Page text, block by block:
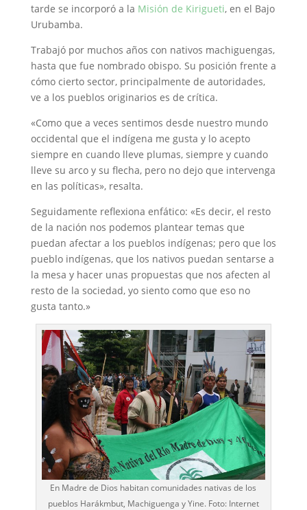
tarde se incorporó a la Misión de Kirigueti, en el Bajo
Urubamba.
Trabajó por muchos años con nativos machiguengas,
hasta que fue nombrado obispo. Su posición frente a
cómo cierto sector, principalmente de autoridades,
ve a los pueblos originarios es de crítica.
«Como que a veces sentimos desde nuestro mundo
occidental que el indígena me gusta y lo acepto
siempre en cuando lleve plumas, siempre y cuando
lleve su arco y su flecha, pero no dejo que intervenga
en las políticas», resalta.
Seguidamente reflexiona enfático: «Es decir, el resto
de la nación nos podemos plantear temas que
puedan afectar a los pueblos indígenas; pero que los
pueblo indígenas, que los nativos puedan sentarse a
la mesa y hacer unas propuestas que nos afecten al
resto de la sociedad, yo siento como que eso no
gusta tanto.»
En Madre de Dios habitan comunidades nativas de los
pueblos Harákmbut, Machiguenga y Yine. Foto: Internet